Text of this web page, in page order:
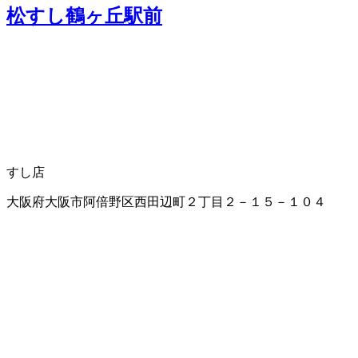
松すし鶴ヶ丘駅前
すし店
大阪府大阪市阿倍野区西田辺町２丁目２－１５－１０４